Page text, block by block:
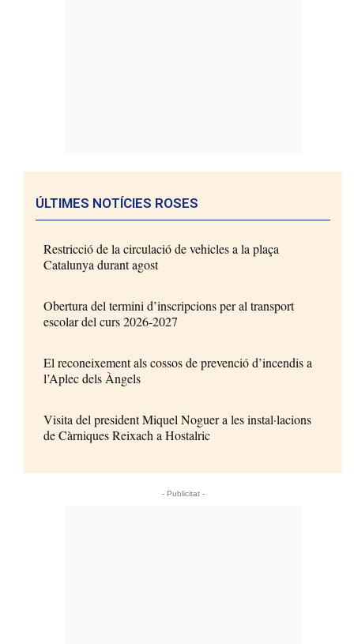
ÚLTIMES NOTÍCIES ROSES
Restricció de la circulació de vehicles a la plaça
Catalunya durant agost
Obertura del termini d’inscripcions per al transport
escolar del curs 2026-2027
El reconeixement als cossos de prevenció d’incendis a
l’Aplec dels Àngels
Visita del president Miquel Noguer a les instal·lacions
de Càrniques Reixach a Hostalric
- Publicitat -